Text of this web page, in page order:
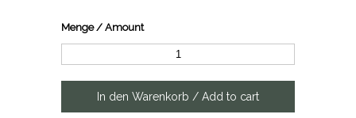
Menge / Amount